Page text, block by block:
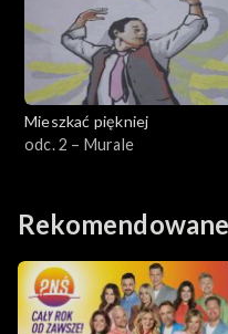
Mieszkać piękniej
odc. 2 – Murale